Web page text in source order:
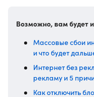
Возможно, вам будет
Массовые сбои
и что будет
Интернет без
рекламу и 5
Как отключить